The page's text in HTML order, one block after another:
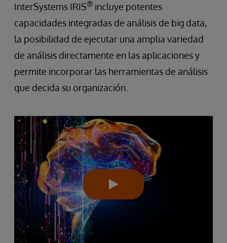
InterSystems IRIS® incluye potentes
capacidades integradas de análisis de big data,
la posibilidad de ejecutar una amplia variedad
de análisis directamente en las aplicaciones y
permite incorporar las herramientas de análisis
que decida su organización.